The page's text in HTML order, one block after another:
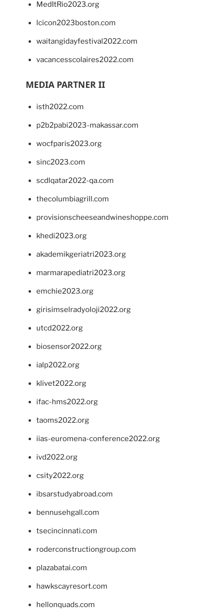
MedItRio2023.org
lcicon2023boston.com
waitangidayfestival2022.com
vacancesscolaires2022.com
MEDIA PARTNER II
isth2022.com
p2b2pabi2023-makassar.com
wocfparis2023.org
sinc2023.com
scdlqatar2022-qa.com
thecolumbiagrill.com
provisionscheeseandwineshoppe.com
khedi2023.org
akademikgeriatri2023.org
marmarapediatri2023.org
emchie2023.org
girisimselradyoloji2022.org
utcd2022.org
biosensor2022.org
ialp2022.org
klivet2022.org
ifac-hms2022.org
taoms2022.org
iias-euromena-conference2022.org
ivd2022.org
csity2022.org
ibsarstudyabroad.com
bennusehgall.com
tsecincinnati.com
roderconstructiongroup.com
plazabatai.com
hawkscayresort.com
hellonquads.com